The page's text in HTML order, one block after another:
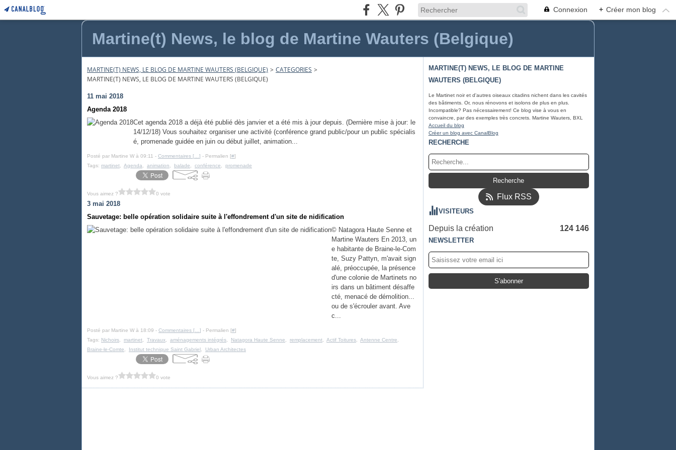
Connexion + Créer mon blog
Martine(t) News, le blog de Martine Wauters (Belgique)
MARTINE(T) NEWS, LE BLOG DE MARTINE WAUTERS (BELGIQUE) > CATEGORIES >
MARTINE(T) NEWS, LE BLOG DE MARTINE WAUTERS (BELGIQUE)
11 mai 2018
Agenda 2018
Cet agenda 2018 a déjà été publié dès janvier et a été mis à jour depuis. (Dernière mise à jour: le
14/12/18) Vous souhaitez organiser une activité (conférence grand public/pour un public spécialis
é, promenade guidée en juin ou début juillet, animation...
Posté par Martine W à 09:11 - Commentaires [ ] - Permalien [#]
Tags: martinet Agenda animation balade conférence promenade
Vous aimez ? 0 vote
3 mai 2018
Sauvetage: belle opération solidaire suite à l'effondrement d'un site de nidification
© Natagora Haute Senne et
Martine Wauters En 2013, un
e habitante de Braine-le-Com
te, Suzy Pattyn, m'avait sign
alé, préoccupée, la présence
d'une colonie de Martinets no
irs dans un bâtiment désaffe
cté, menacé de démolition...
ou de s'écrouler avant. Ave
c...
Posté par Martine W à 18:09 - Commentaires [ ] - Permalien [#]
Tags: Nichoirs martinet Travaux aménagements intégrés Natagora Haute Senne remplacement Actif Toitures Antenne Centre
Braine-le-Comte
Institut technique Saint Gabriel Urban Architectes
Vous aimez ? 0 vote
MARTINE(T) NEWS, LE BLOG DE MARTINE
WAUTERS (BELGIQUE)
Le Martinet noir et d'autres oiseaux citadins nichent dans les cavités
des bâtiments. Or, nous rénovons et isolons de plus en plus.
Incompatible? Pas nécessairement! Ce blog vise à vous en
convaincre, par des exemples très concrets. Martine Wauters, BXL
Accueil du blog
Créer un blog avec CanalBlog
RECHERCHE
Flux RSS
VISITEURS
Depuis la création 124 146
NEWSLETTER